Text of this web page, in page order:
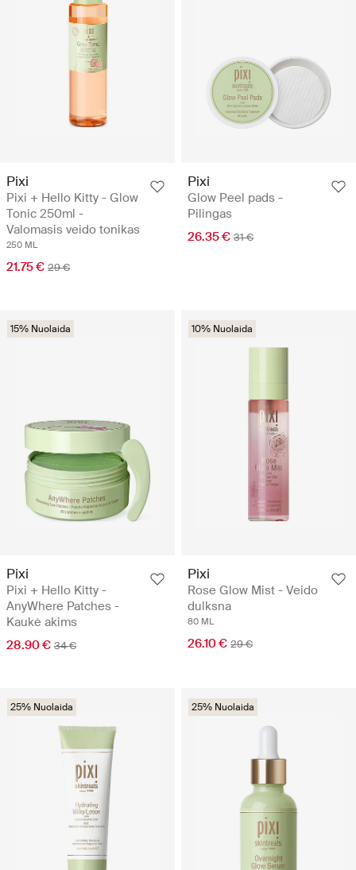
Pixi
Pixi + Hello Kitty - Glow
Tonic 250ml -
Valomasis veido tonikas
250 ML
21.75 € 29 €
Pixi
Glow Peel pads -
Pilingas
26.35 € 31 €
15% Nuolaida
Pixi
Pixi + Hello Kitty -
AnyWhere Patches -
Kaukė akims
28.90 € 34 €
10% Nuolaida
Pixi
Rose Glow Mist - Veido
dulksna
80 ML
26.10 € 29 €
25% Nuolaida 25% Nuolaida